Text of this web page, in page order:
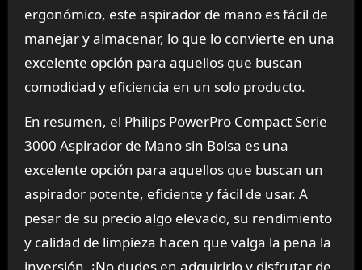
ergonómico, este aspirador de mano es fácil de
manejar y almacenar, lo que lo convierte en una
excelente opción para aquellos que buscan
comodidad y eficiencia en un solo producto.
En resumen, el Philips PowerPro Compact Serie
3000 Aspirador de Mano sin Bolsa es una
excelente opción para aquellos que buscan un
aspirador potente, eficiente y fácil de usar. A
pesar de su precio algo elevado, su rendimiento
y calidad de limpieza hacen que valga la pena la
inversión. ¡No dudes en adquirirlo y disfrutar de